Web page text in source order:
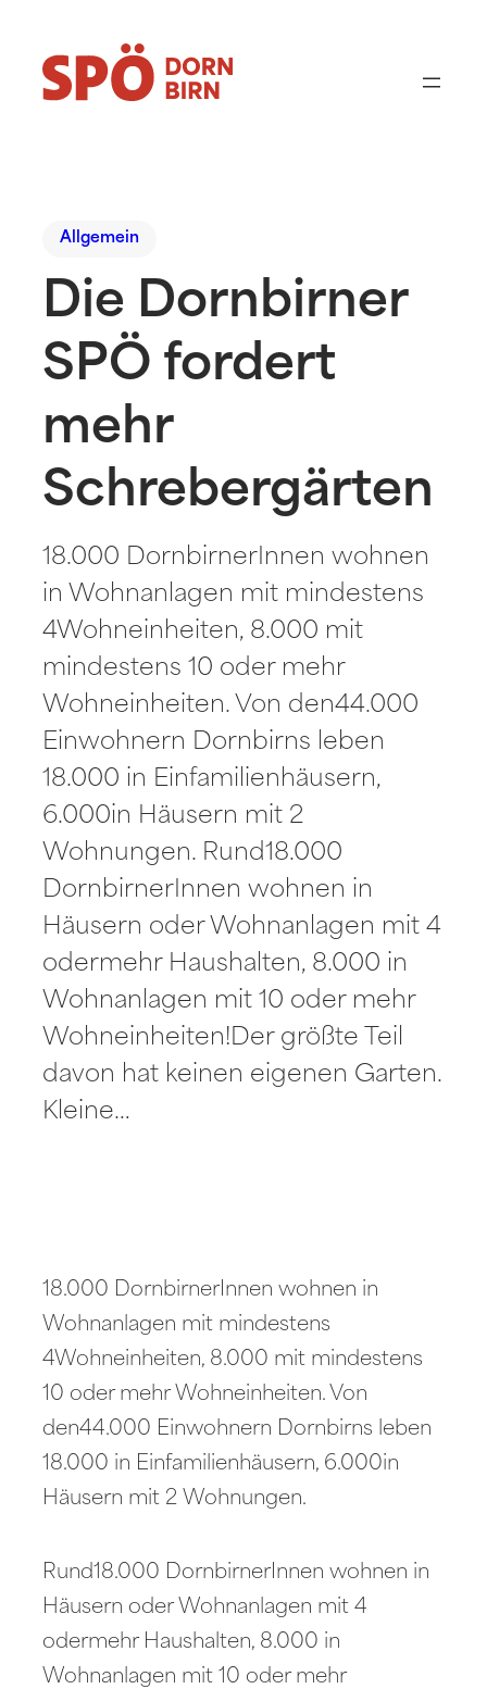
Allgemein
Die Dornbirner
SPÖ fordert
mehr
Schrebergärten
18.000 DornbirnerInnen wohnen
in Wohnanlagen mit mindestens
4Wohneinheiten, 8.000 mit
mindestens 10 oder mehr
Wohneinheiten. Von den44.000
Einwohnern Dornbirns leben
18.000 in Einfamilienhäusern,
6.000in Häusern mit 2
Wohnungen. Rund18.000
DornbirnerInnen wohnen in
Häusern oder Wohnanlagen mit 4
odermehr Haushalten, 8.000 in
Wohnanlagen mit 10 oder mehr
Wohneinheiten!Der größte Teil
davon hat keinen eigenen Garten.
Kleine…
18.000 DornbirnerInnen wohnen in
Wohnanlagen mit mindestens
4Wohneinheiten, 8.000 mit mindestens
10 oder mehr Wohneinheiten. Von
den44.000 Einwohnern Dornbirns leben
18.000 in Einfamilienhäusern, 6.000in
Häusern mit 2 Wohnungen.
Rund18.000 DornbirnerInnen wohnen in
Häusern oder Wohnanlagen mit 4
odermehr Haushalten, 8.000 in
Wohnanlagen mit 10 oder mehr